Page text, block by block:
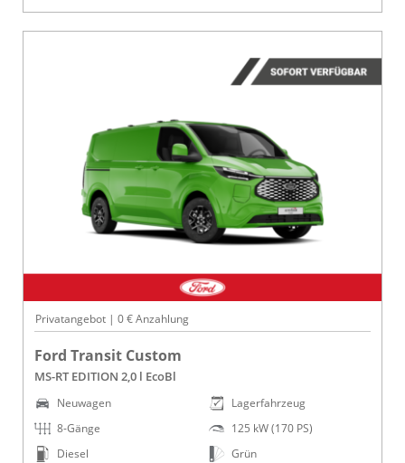
Privatangebot | 0 € Anzahlung
Ford Transit Custom
MS-RT EDITION 2,0 l EcoBl
Neuwagen
8-Gänge
Diesel
Lagerfahrzeug
125 kW (170 PS)
Grün